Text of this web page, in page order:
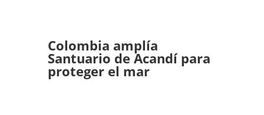
Colombia amplía
Santuario de Acandí para
proteger el mar